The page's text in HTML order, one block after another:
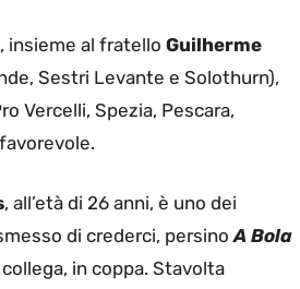
insieme al fratello Guilherme
Sestri Levante e Solothurn),
Vercelli, Spezia, Pescara,
, all’età di 26 anni, è uno dei
di crederci, persinoA Bola
in coppa. Stavolta